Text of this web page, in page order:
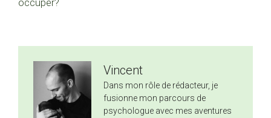
Vincent
Dans mon rôle de rédacteur, je
fusionne mon parcours de
psychologue avec mes aventures